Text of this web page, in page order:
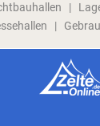
|
|